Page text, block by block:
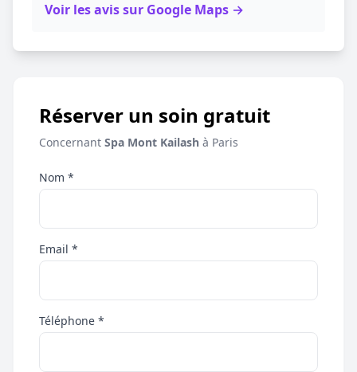
Voir les avis sur Google Maps →
Réserver un soin gratuit
Concernant Spa Mont Kailash à Paris
Nom *
Email *
Téléphone *